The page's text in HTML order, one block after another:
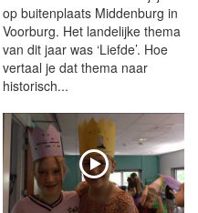
op buitenplaats Middenburg in
Voorburg. Het landelijke thema
van dit jaar was ‘Liefde’. Hoe
vertaal je dat thema naar
historisch...